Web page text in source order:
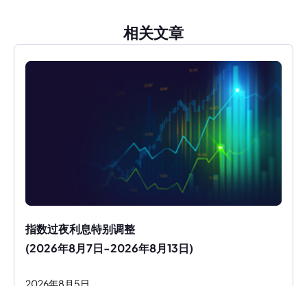
相关文章
指数过夜利息特别调整
(2026年8月7日-2026年8月13日)
2026年8 月 5日